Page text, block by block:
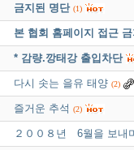
금지된 명단 (1)
본 협회 홈페이지 접근
* 감량.깡태강 출입차단
다시 솟는 을유 태양 (2)
즐거운 추석 (2)
２００８년 6월을 보내